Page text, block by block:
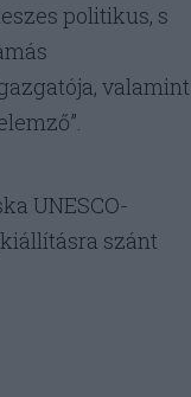
politikus, s
valamint
UNESCO-
szánt